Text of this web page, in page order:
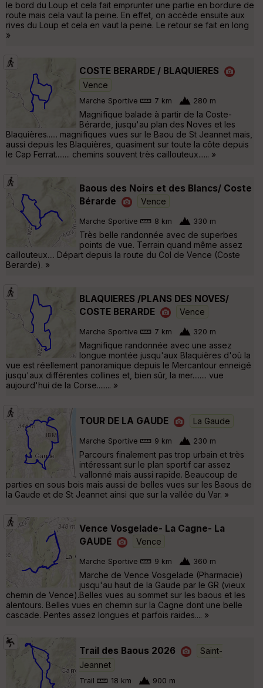
le bord du Loup et cela fait emprunter une partie en bordure de
route mais cela vaut la peine. En effet, on accède ensuite aux
rives du Loup et cela en vaut la peine. Le retour se fait en long
»
COSTE BERARDE / BLAQUIERES
Vence
Marche Sportive 7 km 280 m
Magnifique balade à partir de la Coste-
Bérarde, jusqu'au plan des Noves et les
Blaquières...... magnifiques vues sur le Baou de St Jeannet mais,
aussi depuis les Blaquières, quasiment sur toute la côte depuis
le Cap Ferrat........ chemins souvent très caillouteux...... »
Baous des Noirs et des Blancs/ Coste
Bérarde
Vence
Marche Sportive 8 km 330 m
Très belle randonnée avec de superbes
points de vue. Terrain quand même assez
caillouteux.... Départ depuis la route du Col de Vence (Coste
Berarde). »
BLAQUIERES /PLANS DES NOVES/
COSTE BERARDE
Vence
Marche Sportive 7 km 320 m
Magnifique randonnée avec une assez
longue montée jusqu'aux Blaquières d'où la
vue est réellement panoramique depuis le Mercantour enneigé
jusqu'aux différentes collines et, bien sûr, la mer........ vue
aujourd'hui de la Corse........ »
TOUR DE LA GAUDE La Gaude
Marche Sportive 9 km 230 m
Parcours finalement pas trop urbain et très
intéressant sur le plan sportif car assez
vallonné mais aussi rapide. Beaucoup de
parties en sous bois mais aussi de belles vues sur les Baous de
la Gaude et de St Jeannet ainsi que sur la vallée du Var. »
Vence Vosgelade- La Cagne- La
GAUDE
Vence
Marche Sportive 9 km 360 m
Marche de Vence Vosgelade (Pharmacie)
jusqu'au haut de la Gaude par le GR (vieux
chemin de Vence).Belles vues au sommet sur les baous et les
alentours. Belles vues en chemin sur la Cagne dont une belle
cascade. Pentes assez longues et parfois raides.... »
Trail des Baous 2026
Saint-
Jeannet
Trail 18 km 900 m